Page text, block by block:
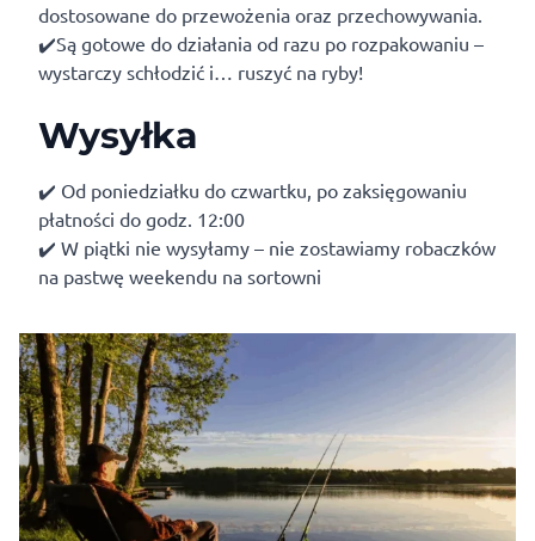
dostosowane do przewożenia oraz przechowywania.
✔️Są gotowe do działania od razu po rozpakowaniu –
wystarczy schłodzić i… ruszyć na ryby!
Wysyłka
✔️ Od poniedziałku do czwartku, po zaksięgowaniu
płatności do godz. 12:00
✔️ W piątki nie wysyłamy – nie zostawiamy robaczków
na pastwę weekendu na sortowni